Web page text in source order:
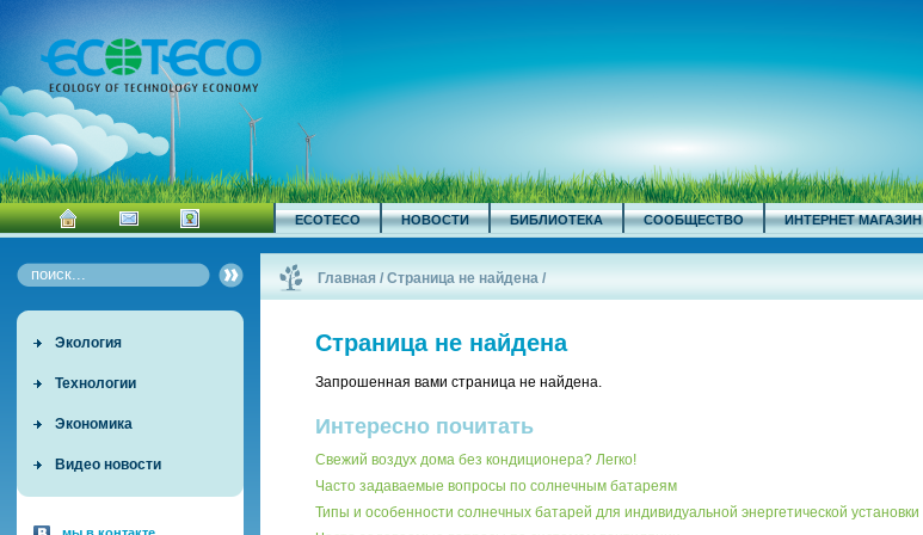
ECOTECO НОВОСТИ БИБЛИОТЕКА СООБЩЕСТВО ИНТЕРНЕТ МАГАЗИН
Экология
Технологии
Экономика
Видео новости
Главная /Страница не найдена /
Страница не найдена
Запрошенная вами страница не найдена.
Интересно почитать
Свежий воздух дома без кондиционера? Легко!
Часто задаваемые вопросы по солнечным батареям
Типы и особенности солнечных батарей для индивидуальной энергетической установки